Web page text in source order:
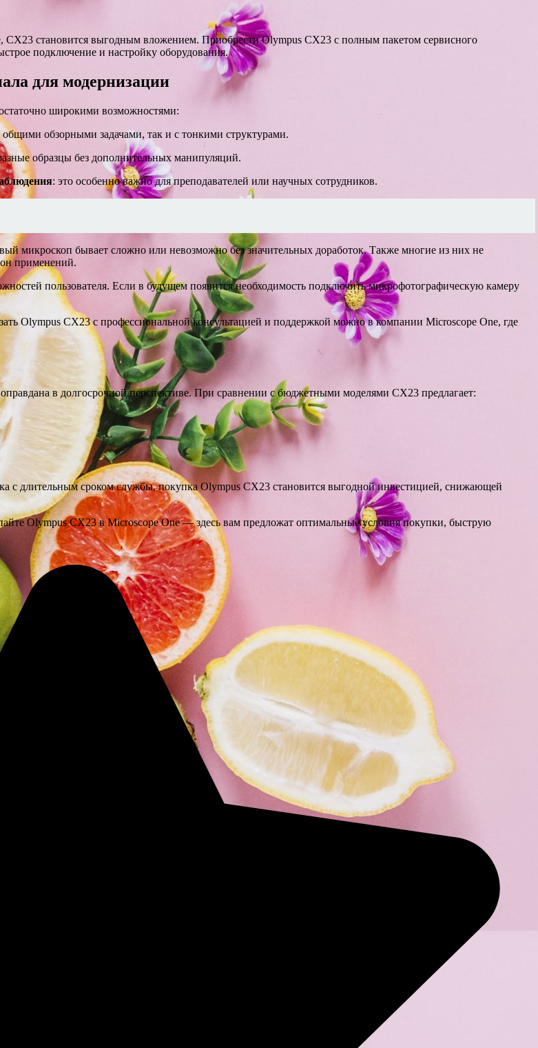
становится выгодным вложением. Приобрести Olympus CX23 с полным пакетом сервисного
подключение и настройку оборудования.
для модернизации
широкими возможностями:
общими обзорными задачами, так и с тонкими структурами.
образцы без дополнительных манипуляций.
: это особенно важно для преподавателей или научных сотрудников.
микроскоп бывает сложно или невозможно без значительных доработок. Также многие из них не
применений.
пользователя. Если в будущем появится необходимость подключить микрофотографическую камеру
Olympus CX23 с профессиональной консультацией и поддержкой можно в компании Microscope One, где
в долгосрочной перспективе. При сравнении с бюджетными моделями CX23 предлагает:
с длительным сроком службы, покупка Olympus CX23 становится выгодной инвестицией, снижающей
Olympus CX23 в Microscope One — здесь вам предложат оптимальные условия покупки, быструю